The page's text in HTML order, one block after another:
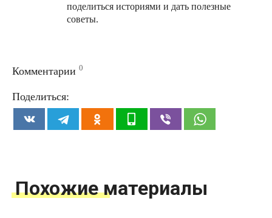
поделиться историями и дать полезные
советы.
Комментарии 0
Поделиться:
Похожие материалы